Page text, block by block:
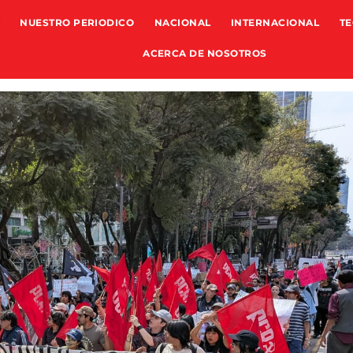
NUESTRO PERIODICO NACIONAL INTERNACIONAL
ACERCA DE NOSOTROS